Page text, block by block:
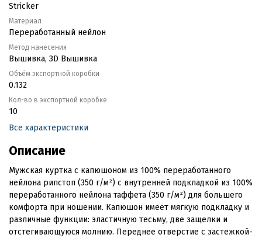
Stricker
Материал
Переработанный нейлон
Метод нанесения
Вышивка, 3D Вышивка
Объём экспортной коробки
0.132
Кол-во в экспортной коробке
10
Все характеристики
Описание
Мужская куртка с капюшоном из 100% переработанного
нейлона рипстоп (350 г/м²) с внутренней подкладкой из 100%
переработанного нейлона таффета (350 г/м²) для большего
комфорта при ношении. Капюшон имеет мягкую подкладку и
различные функции: эластичную тесьму, две защелки и
отстегивающуюся молнию. Переднее отверстие с застежкой-